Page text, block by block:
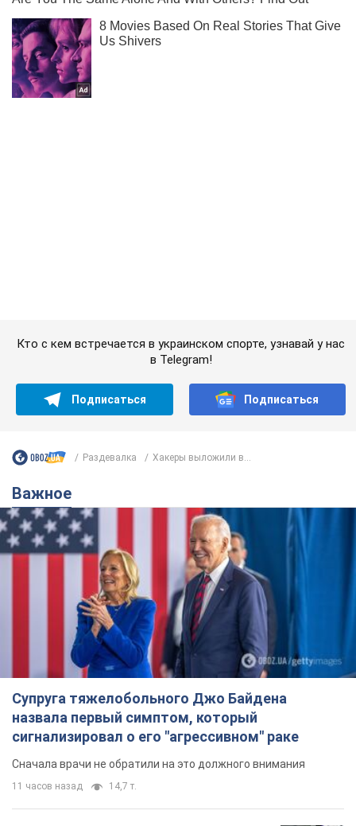
назвала первый симптом, который
сигнализировал о его "агрессивном" раке
Сначала врачи не обратили на это должного внимания
14,7 т.
Отпуск Леси Никитюк в Карпатах
обернулся скандалом: почему
ведущую несправедливо захейтили
Знаменитость вышла на прямую
коммуникацию в сети и расставила все точки
над "i"
6 часов назад 11,6 т.
Не только из-за зарплаты: почему
украинцы не спешат соглашаться на
вакансии